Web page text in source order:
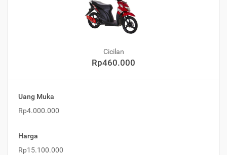
Cicilan
Rp460.000
Uang Muka
Rp4.000.000
Harga
Rp15.100.000